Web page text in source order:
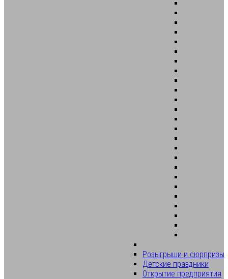
Розыгрыши и сюрпризы
Детские праздники
Открытие предприятия